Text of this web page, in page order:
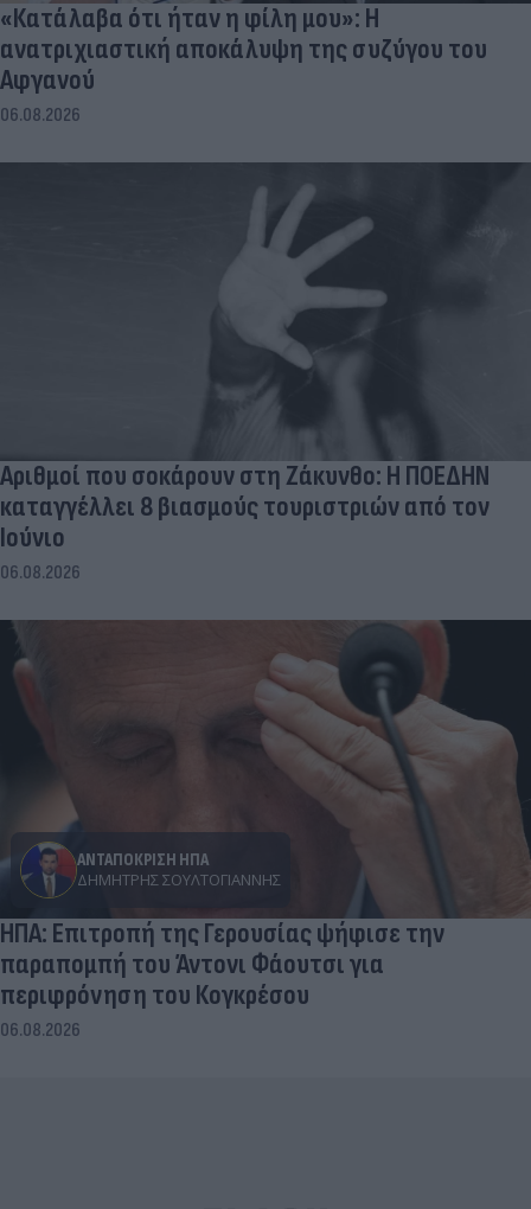
«Κατάλαβα ότι ήταν η φίλη μου»: Η
ανατριχιαστική αποκάλυψη της συζύγου του
Αφγανού
06.08.2026
Αριθμοί που σοκάρουν στη Ζάκυνθο: Η ΠΟΕΔΗΝ
καταγγέλλει 8 βιασμούς τουριστριών από τον
Ιούνιο
06.08.2026
ΑΝΤΑΠΟΚΡΙΣΗ ΗΠΑ
ΔΗΜΉΤΡΗΣ ΣΟΥΛΤΟΓΙΆΝΝΗΣ
ΗΠΑ: Επιτροπή της Γερουσίας ψήφισε την
παραπομπή του Άντονι Φάουτσι για
περιφρόνηση του Κογκρέσου
06.08.2026